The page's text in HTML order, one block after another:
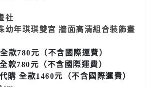
社
幼年琪琪雙宮 牆面高清組合裝飾畫
款780元（不含國際運費）
款780元（不含國際運費）
購 全款1460元（不含國際運費）